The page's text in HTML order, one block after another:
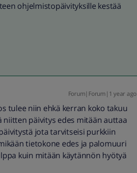
ohjelmistopäivityksille kestää
Forum|Forum|1 year ago
tulee niin ehkä kerran koko takuu
päivitys edes mitään auttaa
jota tarvitseisi purkkiin
tietokone edes ja palomuuri
kuin mitään käytännön hyötyä